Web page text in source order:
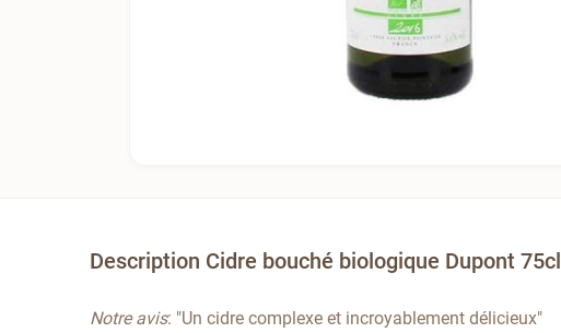
Description Cidre bouché biologique Dupont 75cl
Notre avis: "Un cidre complexe et incroyablement délicieux"